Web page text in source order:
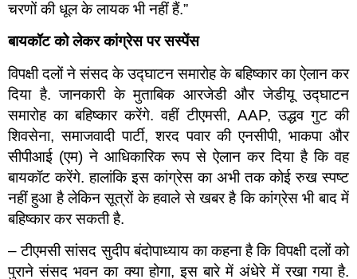
चरणों की धूल के लायक भी नहीं हैं.”
बायकॉट को लेकर कांग्रेस पर सस्पेंस
विपक्षी दलों ने संसद के उद्घाटन समारोह के बहिष्कार का ऐलान कर
दिया है. जानकारी के मुताबिक आरजेडी और जेडीयू उद्घाटन
समारोह का बहिष्कार करेंगे. वहीं टीएमसी, AAP, उद्धव गुट की
शिवसेना, समाजवादी पार्टी, शरद पवार की एनसीपी, भाकपा और
सीपीआई (एम) ने आधिकारिक रूप से ऐलान कर दिया है कि वह
बायकॉट करेंगे. हालांकि इस कांग्रेस का अभी तक कोई रुख स्पष्ट
नहीं हुआ है लेकिन सूत्रों के हवाले से खबर है कि कांग्रेस भी बाद में
बहिष्कार कर सकती है.
– टीएमसी सांसद सुदीप बंदोपाध्याय का कहना है कि विपक्षी दलों को
पुराने संसद भवन का क्या होगा, इस बारे में अंधेरे में रखा गया है.